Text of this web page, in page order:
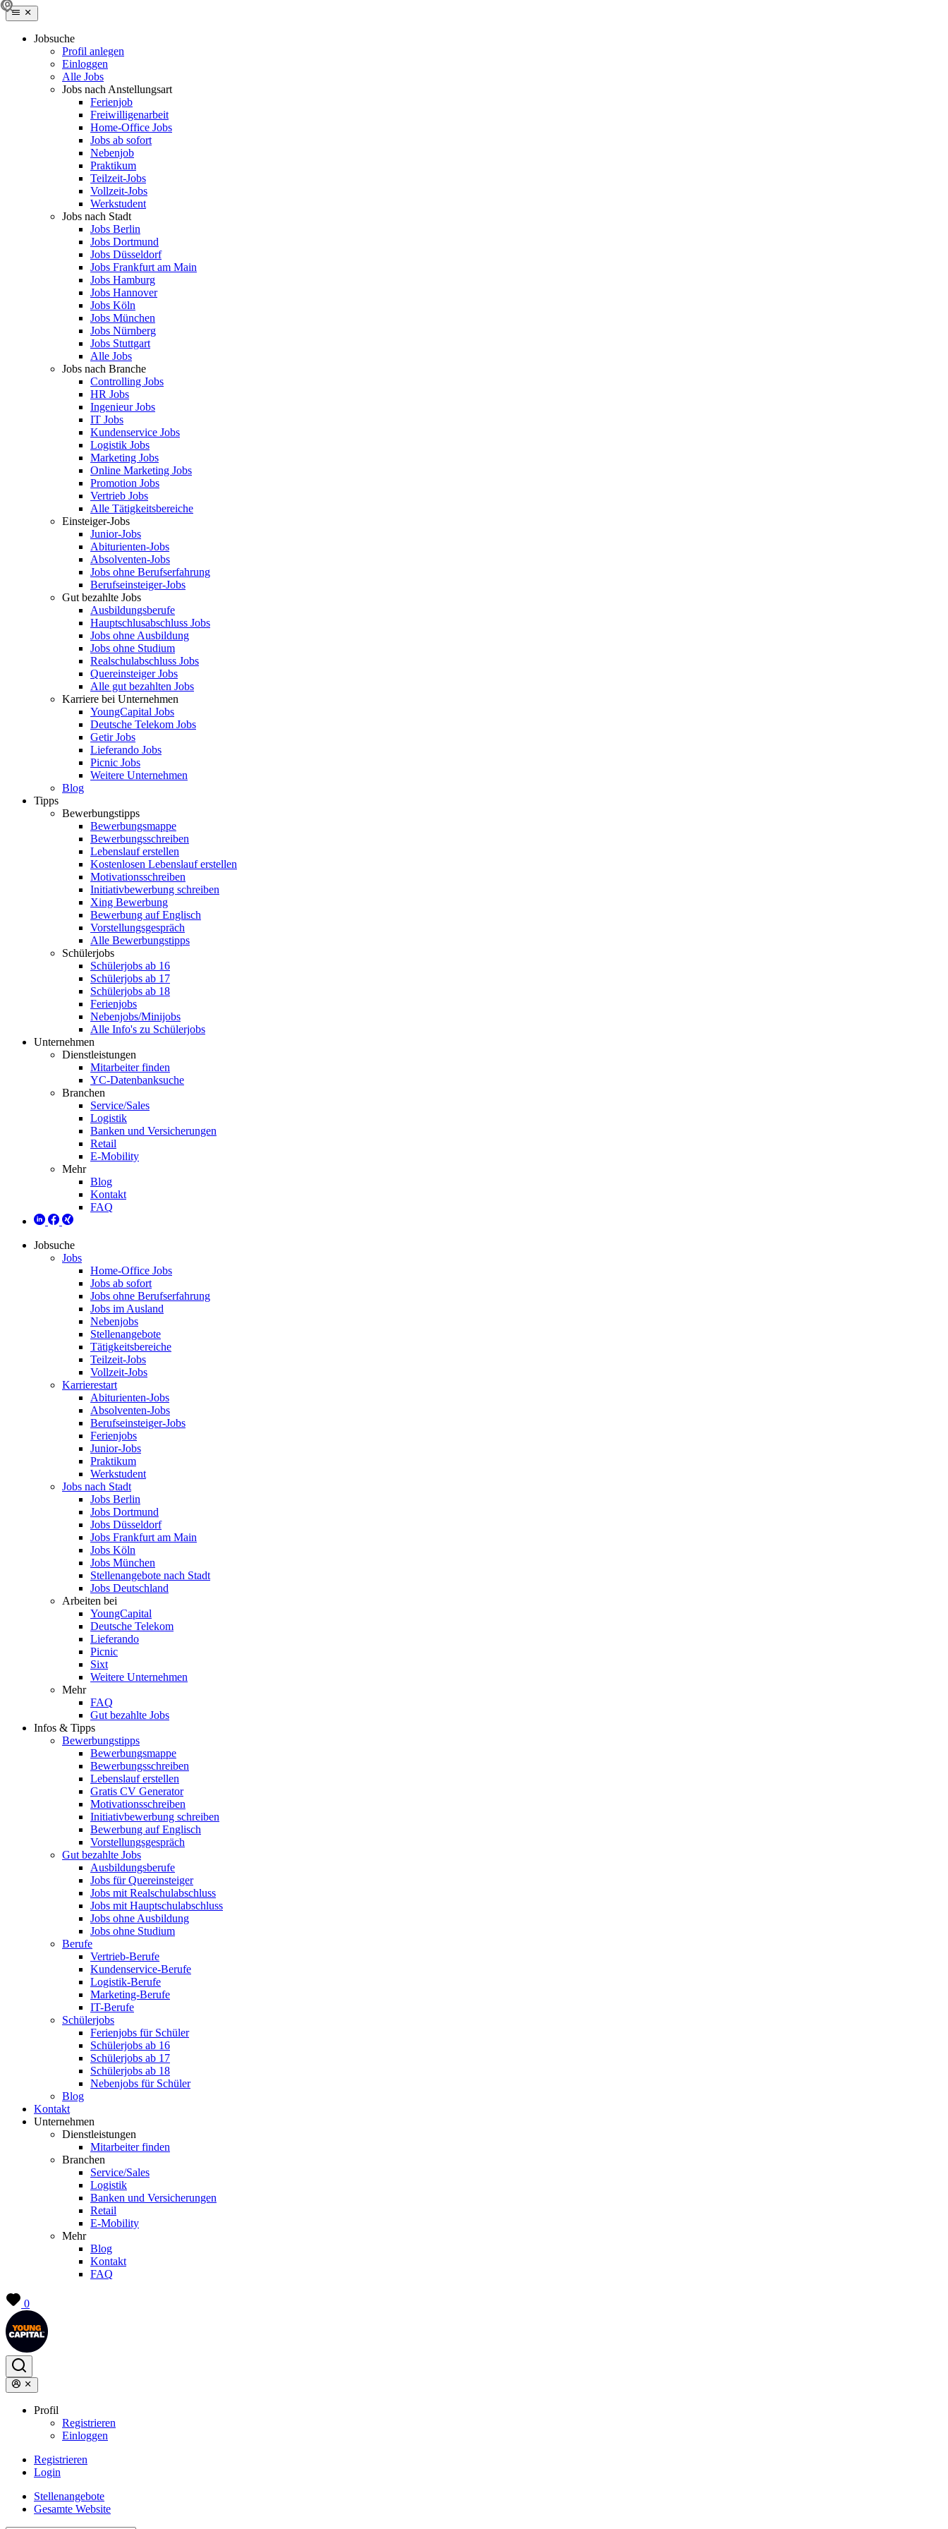
Jobsuche
Profil anlegen
Einloggen
Alle Jobs
Jobs nach Anstellungsart
Ferienjob
Freiwilligenarbeit
Home-Office Jobs
Jobs ab sofort
Nebenjob
Praktikum
Teilzeit-Jobs
Vollzeit-Jobs
Werkstudent
Jobs nach Stadt
Jobs Berlin
Jobs Dortmund
Jobs Düsseldorf
Jobs Frankfurt am Main
Jobs Hamburg
Jobs Hannover
Jobs Köln
Jobs München
Jobs Nürnberg
Jobs Stuttgart
Alle Jobs
Jobs nach Branche
Controlling Jobs
HR Jobs
Ingenieur Jobs
IT Jobs
Kundenservice Jobs
Logistik Jobs
Marketing Jobs
Online Marketing Jobs
Promotion Jobs
Vertrieb Jobs
Alle Tätigkeitsbereiche
Einsteiger-Jobs
Junior-Jobs
Abiturienten-Jobs
Absolventen-Jobs
Jobs ohne Berufserfahrung
Berufseinsteiger-Jobs
Gut bezahlte Jobs
Ausbildungsberufe
Hauptschlusabschluss Jobs
Jobs ohne Ausbildung
Jobs ohne Studium
Realschulabschluss Jobs
Quereinsteiger Jobs
Alle gut bezahlten Jobs
Karriere bei Unternehmen
YoungCapital Jobs
Deutsche Telekom Jobs
Getir Jobs
Lieferando Jobs
Picnic Jobs
Weitere Unternehmen
Blog
Tipps
Bewerbungstipps
Bewerbungsmappe
Bewerbungsschreiben
Lebenslauf erstellen
Kostenlosen Lebenslauf erstellen
Motivationsschreiben
Initiativbewerbung schreiben
Xing Bewerbung
Bewerbung auf Englisch
Vorstellungsgespräch
Alle Bewerbungstipps
Schülerjobs
Schülerjobs ab 16
Schülerjobs ab 17
Schülerjobs ab 18
Ferienjobs
Nebenjobs/Minijobs
Alle Info's zu Schülerjobs
Unternehmen
Dienstleistungen
Mitarbeiter finden
YC-Datenbanksuche
Branchen
Service/Sales
Logistik
Banken und Versicherungen
Retail
E-Mobility
Mehr
Blog
Kontakt
FAQ
Jobsuche
Jobs
Home-Office Jobs
Jobs ab sofort
Jobs ohne Berufserfahrung
Jobs im Ausland
Nebenjobs
Stellenangebote
Tätigkeitsbereiche
Teilzeit-Jobs
Vollzeit-Jobs
Karrierestart
Abiturienten-Jobs
Absolventen-Jobs
Berufseinsteiger-Jobs
Ferienjobs
Junior-Jobs
Praktikum
Werkstudent
Jobs nach Stadt
Jobs Berlin
Jobs Dortmund
Jobs Düsseldorf
Jobs Frankfurt am Main
Jobs Köln
Jobs München
Stellenangebote nach Stadt
Jobs Deutschland
Arbeiten bei
YoungCapital
Deutsche Telekom
Lieferando
Picnic
Sixt
Weitere Unternehmen
Mehr
FAQ
Gut bezahlte Jobs
Infos & Tipps
Bewerbungstipps
Bewerbungsmappe
Bewerbungsschreiben
Lebenslauf erstellen
Gratis CV Generator
Motivationsschreiben
Initiativbewerbung schreiben
Bewerbung auf Englisch
Vorstellungsgespräch
Gut bezahlte Jobs
Ausbildungsberufe
Jobs für Quereinsteiger
Jobs mit Realschulabschluss
Jobs mit Hauptschulabschluss
Jobs ohne Ausbildung
Jobs ohne Studium
Berufe
Vertrieb-Berufe
Kundenservice-Berufe
Logistik-Berufe
Marketing-Berufe
IT-Berufe
Schülerjobs
Ferienjobs für Schüler
Schülerjobs ab 16
Schülerjobs ab 17
Schülerjobs ab 18
Nebenjobs für Schüler
Blog
Kontakt
Unternehmen
Dienstleistungen
Mitarbeiter finden
Branchen
Service/Sales
Logistik
Banken und Versicherungen
Retail
E-Mobility
Mehr
Blog
Kontakt
FAQ
0
Profil
Registrieren
Einloggen
Registrieren
Login
Stellenangebote
Gesamte Website